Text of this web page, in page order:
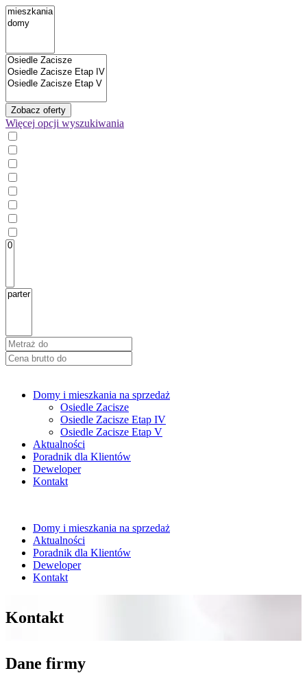
Zobacz oferty
Więcej opcji wyszukiwania
Domy i mieszkania na sprzedaż
Osiedle Zacisze
Osiedle Zacisze Etap IV
Osiedle Zacisze Etap V
Aktualności
Poradnik dla Klientów
Deweloper
Kontakt
Domy i mieszkania na sprzedaż
Aktualności
Poradnik dla Klientów
Deweloper
Kontakt
Kontakt
Dane firmy